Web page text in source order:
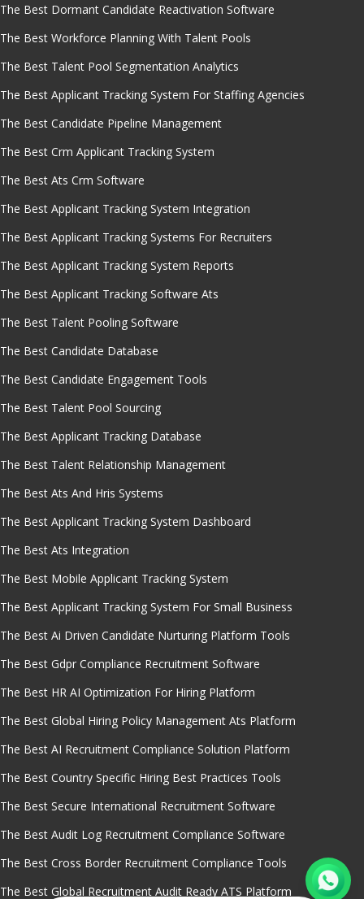
The Best Dormant Candidate Reactivation Software
The Best Workforce Planning With Talent Pools
The Best Talent Pool Segmentation Analytics
The Best Applicant Tracking System For Staffing Agencies
The Best Candidate Pipeline Management
The Best Crm Applicant Tracking System
The Best Ats Crm Software
The Best Applicant Tracking System Integration
The Best Applicant Tracking Systems For Recruiters
The Best Applicant Tracking System Reports
The Best Applicant Tracking Software Ats
The Best Talent Pooling Software
The Best Candidate Database
The Best Candidate Engagement Tools
The Best Talent Pool Sourcing
The Best Applicant Tracking Database
The Best Talent Relationship Management
The Best Ats And Hris Systems
The Best Applicant Tracking System Dashboard
The Best Ats Integration
The Best Mobile Applicant Tracking System
The Best Applicant Tracking System For Small Business
The Best Ai Driven Candidate Nurturing Platform Tools
The Best Gdpr Compliance Recruitment Software
The Best HR AI Optimization For Hiring Platform
The Best Global Hiring Policy Management Ats Platform
The Best AI Recruitment Compliance Solution Platform
The Best Country Specific Hiring Best Practices Tools
The Best Secure International Recruitment Software
The Best Audit Log Recruitment Compliance Software
The Best Cross Border Recruitment Compliance Tools
The Best Global Recruitment Audit Ready ATS Platform